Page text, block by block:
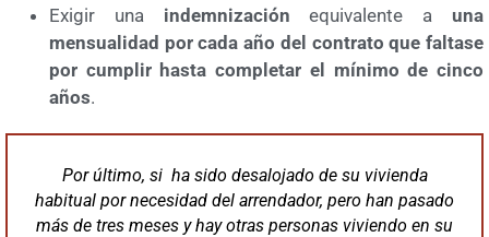
Exigir una indemnización equivalente a una
mensualidad por cada año del contrato que faltase
por cumplir hasta completar el mínimo de cinco
años.
Por último, si ha sido desalojado de su vivienda
habitual por necesidad del arrendador, pero han pasado
más de tres meses y hay otras personas viviendo en su